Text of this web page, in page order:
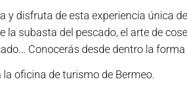
y disfruta de esta experiencia única
la subasta del pescado, el arte de
Conocerás desde dentro la
oficina de turismo de Bermeo.